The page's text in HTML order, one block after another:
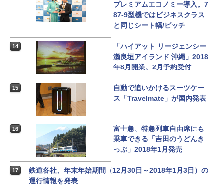
プレミアムエコノミー導入。7
87-9型機ではビジネスクラス
と同じシート幅/ピッチ
14
「ハイアット リージェンシー
瀬良垣アイランド 沖縄」2018
年8月開業、2月予約受付
15
自動で追いかけるスーツケー
ス「Travelmate」が国内発表
16
富士急、特急列車自由席にも
乗車できる「吉田のうどんき
っぷ」2018年1月発売
17
鉄道各社、年末年始期間（12月30日～2018年1月3日）の
運行情報を発表